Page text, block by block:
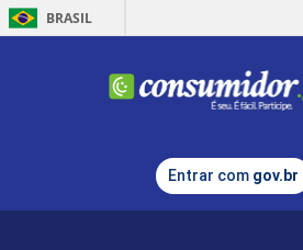
BRASIL
Entrar com gov.br